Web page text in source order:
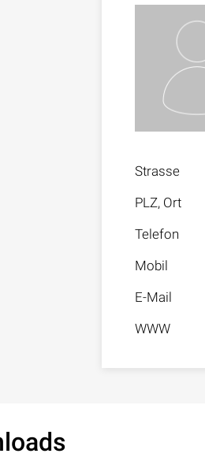
Strasse
PLZ, Ort
Telefon
Mobil
E-Mail
WWW